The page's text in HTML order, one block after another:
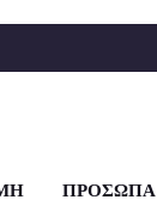
ΠΡΟΣΩΠΑ